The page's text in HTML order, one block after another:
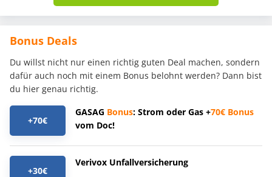
Bonus Deals
Du willst nicht nur einen richtig guten Deal machen, sondern
dafür auch noch mit einem Bonus belohnt werden? Dann bist
du hier genau richtig.
+70€
GASAG Bonus: Strom oder Gas +70€ Bonus
vom Doc!
+30€
Verivox Unfallversicherung